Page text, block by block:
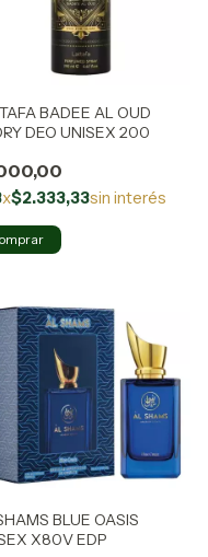
BADEE AL OUD
DEO UNISEX 200
x$2.333,33sin interés
BLUE OASIS
X80V EDP